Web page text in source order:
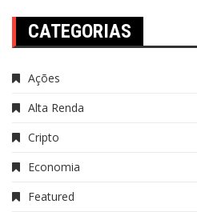
CATEGORIAS
Ações
Alta Renda
Cripto
Economia
Featured